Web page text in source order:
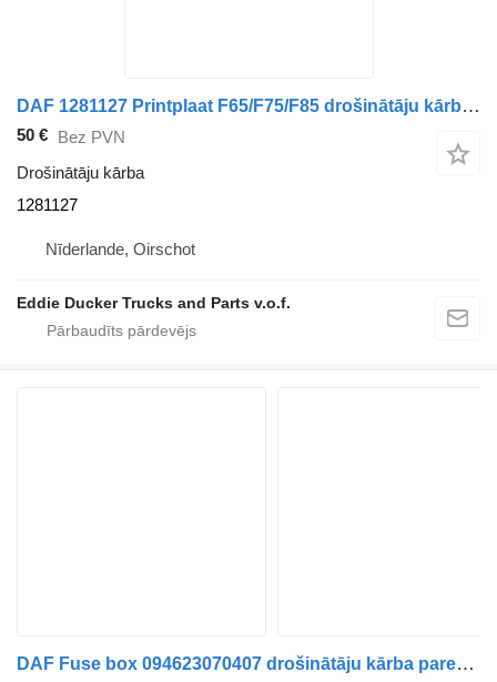
DAF 1281127 Printplaat F65/F75/F85 drošinātāju kārba paredzēts DAF 65 / 75 / 85 kravas automašīnas
50 € Bez PVN
Drošinātāju kārba
1281127
Nīderlande, Oirschot
Eddie Ducker Trucks and Parts v.o.f.
DAF Fuse box 094623070407 drošinātāju kārba paredzēts DAF LF kravas automašīnas